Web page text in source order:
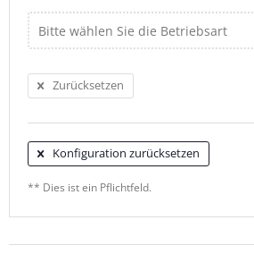
Zurücksetzen
Konfiguration zurücksetzen
** Dies ist ein Pflichtfeld.